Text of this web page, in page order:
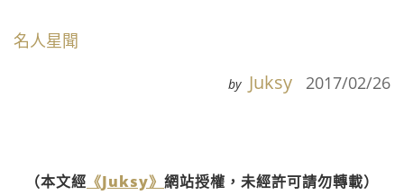
名人星聞
by Juksy 2017/02/26
（本文經 《Juksy》 網站授權，未經許可請勿轉載）